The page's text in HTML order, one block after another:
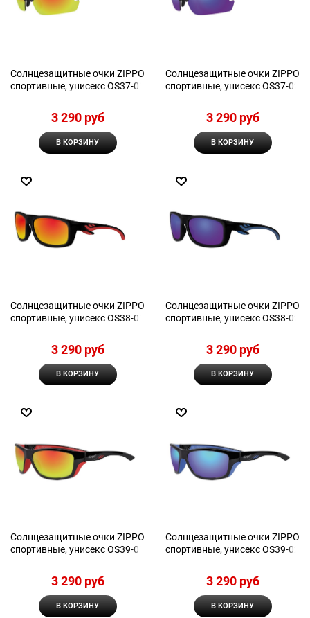
Солнцезащитные очки ZIPPO
спортивные, унисекс OS37-01
3 290 руб
В КОРЗИНУ
Солнцезащитные очки ZIPPO
спортивные, унисекс OS37-02
3 290 руб
В КОРЗИНУ
Солнцезащитные очки ZIPPO
спортивные, унисекс OS38-01
3 290 руб
В КОРЗИНУ
Солнцезащитные очки ZIPPO
спортивные, унисекс OS38-02
3 290 руб
В КОРЗИНУ
Солнцезащитные очки ZIPPO
спортивные, унисекс OS39-01
3 290 руб
В КОРЗИНУ
Солнцезащитные очки ZIPPO
спортивные, унисекс OS39-02
3 290 руб
В КОРЗИНУ